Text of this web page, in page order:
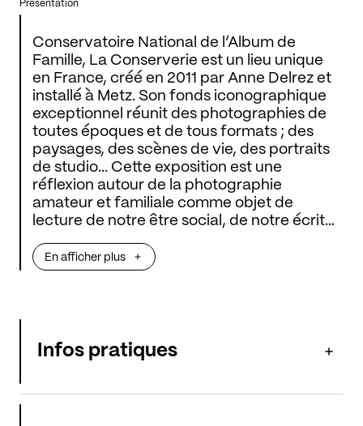
Présentation
Conservatoire National de l’Album de
Famille, La Conserverie est un lieu unique
en France, créé en 2011 par Anne Delrez et
installé à Metz. Son fonds iconographique
exceptionnel réunit des photographies de
toutes époques et de tous formats ; des
paysages, des scènes de vie, des portraits
de studio... Cette exposition est une
réflexion autour de la photographie
amateur et familiale comme objet de
lecture de notre être social, de notre écrit
photographie de famille comme viatique.
Des images comme récit de soi, pour soi, et
En afficher plus
Infos pratiques